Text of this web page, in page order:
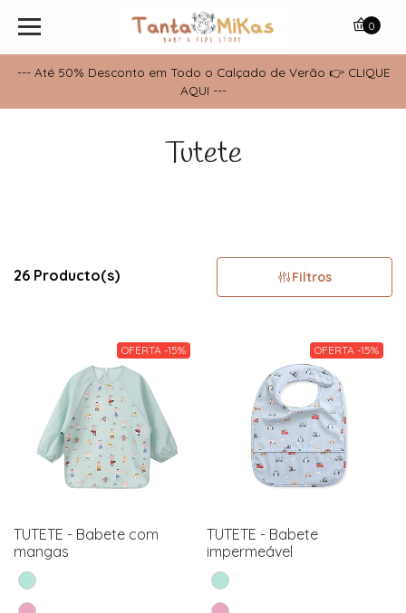
--- Até 50% Desconto em Todo o Calçado de Verão 👉 CLIQUE
AQUI ---
0
Tutete
26 Producto(s) Filtros
OFERTA -15%
TUTETE - Babete com
mangas
OFERTA -15%
TUTETE - Babete
impermeável